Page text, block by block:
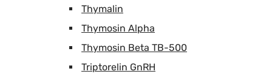
Thymalin
Thymosin Alpha
Thymosin Beta TB-500
Triptorelin GnRH